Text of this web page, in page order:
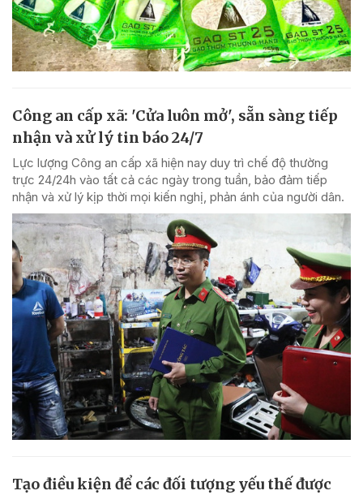
Công an cấp xã: 'Cửa luôn mở', sẵn sàng tiếp
nhận và xử lý tin báo 24/7
Lực lượng Công an cấp xã hiện nay duy trì chế độ thường
trực 24/24h vào tất cả các ngày trong tuần, bảo đảm tiếp
nhận và xử lý kịp thời mọi kiến nghị, phản ánh của người dân.
Tạo điều kiện để các đối tượng yếu thế được